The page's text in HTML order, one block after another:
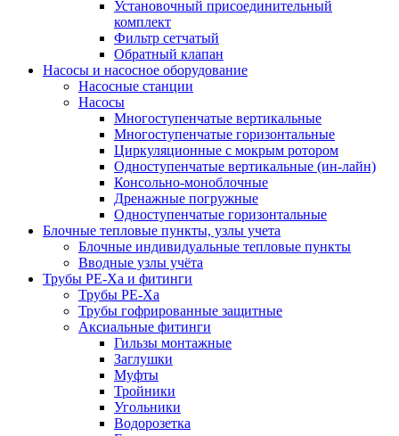
Установочный присоединительный
комплект
Фильтр сетчатый
Обратный клапан
Насосы и насосное оборудование
Насосные станции
Насосы
Многоступенчатые вертикальные
Многоступенчатые горизонтальные
Циркуляционные с мокрым ротором
Одноступенчатые вертикальные (ин-лайн)
Консольно-моноблочные
Дренажные погружные
Одноступенчатые горизонтальные
Блочные тепловые пункты, узлы учета
Блочные индивидуальные тепловые пункты
Вводные узлы учёта
Трубы РЕ-Ха и фитинги
Трубы РЕ-Ха
Трубы гофрированные защитные
Аксиальные фитинги
Гильзы монтажные
Заглушки
Муфты
Тройники
Угольники
Водорозетка